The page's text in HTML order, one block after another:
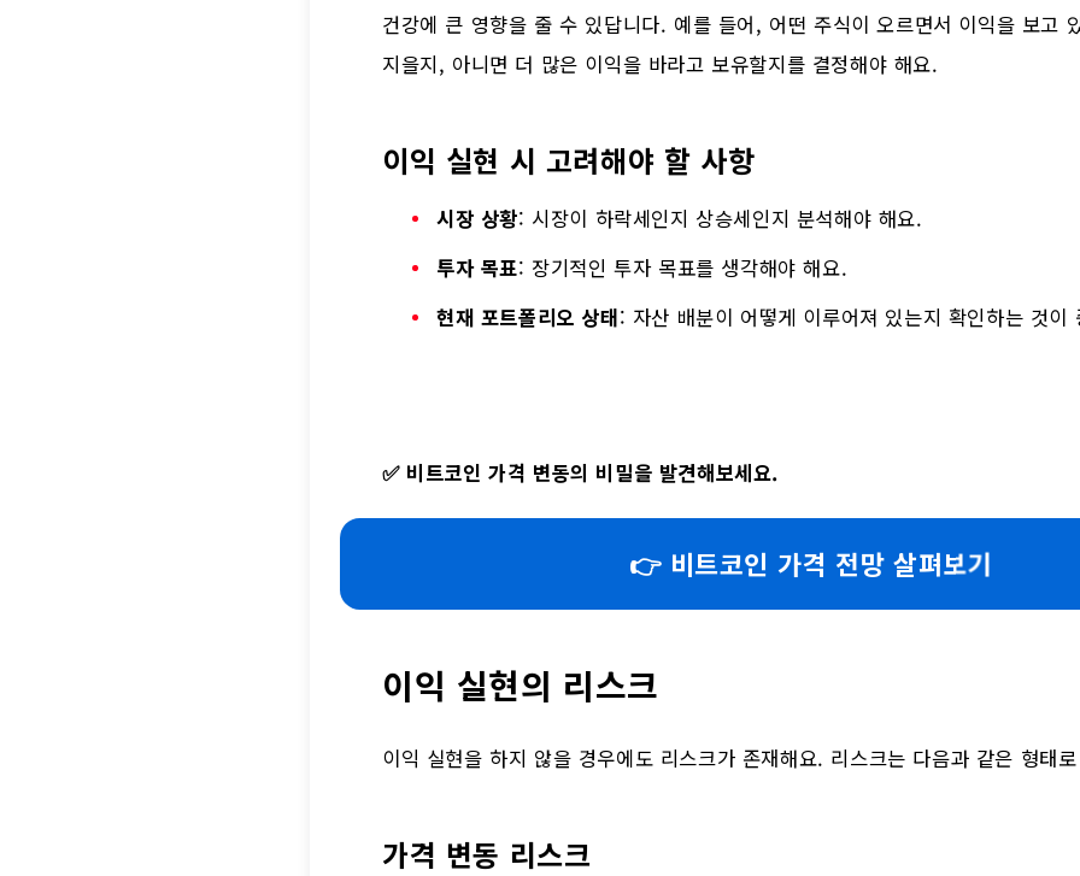
건강에 큰 영향을 줄 수 있답니다. 예를 들어, 어떤 주식이 오르면서 이익을 보고
지을지, 아니면 더 많은 이익을 바라고 보유할지를 결정해야 해요.
이익 실현 시 고려해야 할 사항
시장 상황: 시장이 하락세인지 상승세인지 분석해야 해요.
투자 목표: 장기적인 투자 목표를 생각해야 해요.
현재 포트폴리오 상태: 자산 배분이 어떻게 이루어져 있는지 확인하는 것이
✅ 비트코인 가격 변동의 비밀을 발견해보세요.
👉 비트코인 가격 전망 살펴보기
이익 실현의 리스크
이익 실현을 하지 않을 경우에도 리스크가 존재해요. 리스크는 다음과 같은 형태
가격 변동 리스크